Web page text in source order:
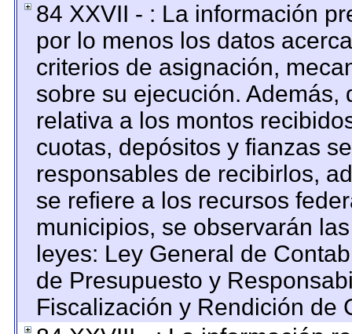
84 XXVII - : La información
por lo menos los datos
criterios de asignación,
sobre su ejecución.
relativa a los montos
cuotas, depósitos y fianzas
responsables de recibirlos,
se refiere a los recursos
municipios, se observarán
leyes: Ley General de
de Presupuesto y
Fiscalización y Rendición de